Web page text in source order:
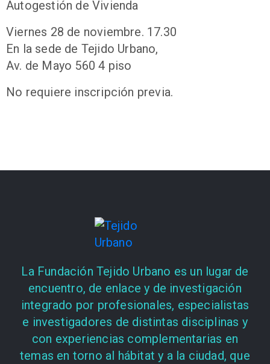
Autogestión de Vivienda
Viernes 28 de noviembre. 17.30
En la sede de Tejido Urbano,
Av. de Mayo 560 4 piso
No requiere inscripción previa.
La Fundación Tejido Urbano es un lugar de
encuentro, de enlace y de investigación
integrado por profesionales, especialistas
e investigadores de distintas disciplinas y
con experiencias complementarias en
temas en torno al hábitat y a la ciudad, que